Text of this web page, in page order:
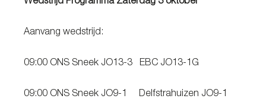
Aanvang wedstrijd:
09:00 ONS Sneek JO13-3 EBC JO13-1G
09:00 ONS Sneek JO9-1 Delfstrahuizen JO9-1